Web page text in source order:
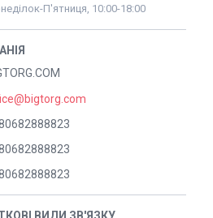
П'ятниця, 10:00-18:00